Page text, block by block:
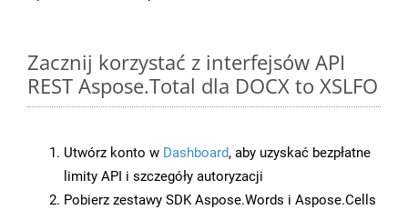
Zacznij korzystać z interfejsów API
REST Aspose.Total dla DOCX to XSLFO
Utwórz konto w Dashboard, aby uzyskać bezpłatne
limity API i szczegóły autoryzacji
Pobierz zestawy SDK Aspose.Words i Aspose.Cells